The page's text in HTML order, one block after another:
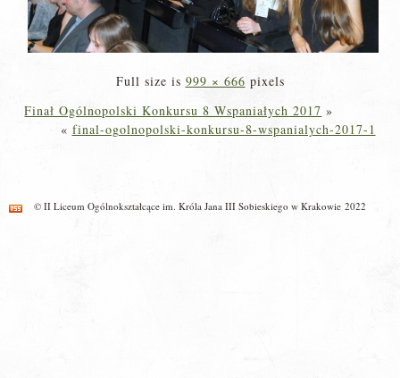
Full size is 999 × 666 pixels
Finał Ogólnopolski Konkursu 8 Wspaniałych 2017 »
« final-ogolnopolski-konkursu-8-wspanialych-2017-1
© II Liceum Ogólnokształcące im. Króla Jana III Sobieskiego w Krakowie 2022